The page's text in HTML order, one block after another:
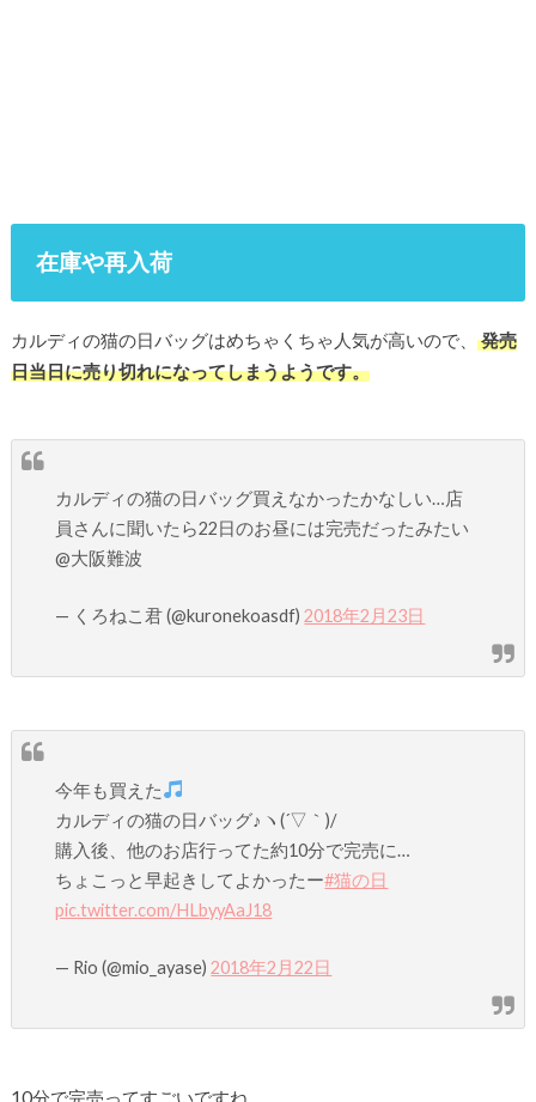
在庫や再入荷
カルディの猫の日バッグはめちゃくちゃ人気が高いので、 発売
日当日に売り切れになってしまうようです。
カルディの猫の日バッグ買えなかったかなしい…店
員さんに聞いたら22日のお昼には完売だったみたい
@大阪難波
— くろねこ君 (@kuronekoasdf)2018年2月23日
今年も買えた
カルディの猫の日バッグ♪ヽ(´▽｀)/
購入後、他のお店行ってた約10分で完売に…
ちょこっと早起きしてよかったー#猫の日
pic.twitter.com/HLbyyAaJ18
— Rio (@mio_ayase)2018年2月22日
10分で完売ってすごいですね…。